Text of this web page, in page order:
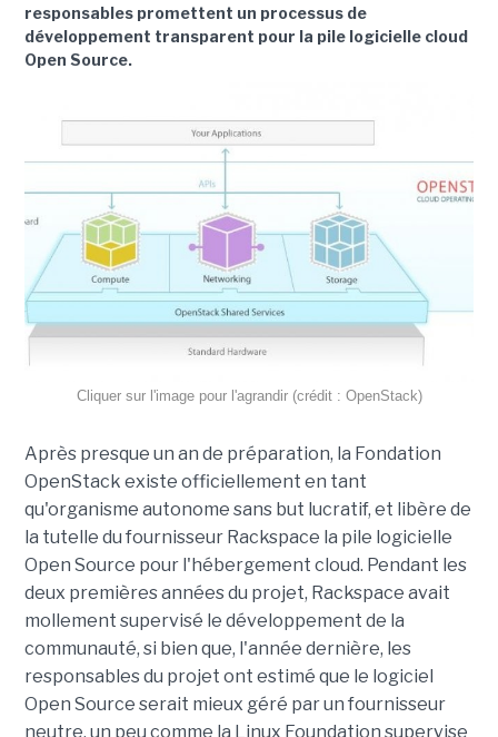
responsables promettent un processus de
développement transparent pour la pile logicielle cloud
Open Source.
Cliquer sur l'image pour l'agrandir (crédit : OpenStack)
Après presque un an de préparation, la Fondation
OpenStack existe officiellement en tant
qu'organisme autonome sans but lucratif, et libère de
la tutelle du fournisseur Rackspace la pile logicielle
Open Source pour l'hébergement cloud. Pendant les
deux premières années du projet, Rackspace avait
mollement supervisé le développement de la
communauté, si bien que, l'année dernière, les
responsables du projet ont estimé que le logiciel
Open Source serait mieux géré par un fournisseur
neutre, un peu comme la Linux Foundation supervise